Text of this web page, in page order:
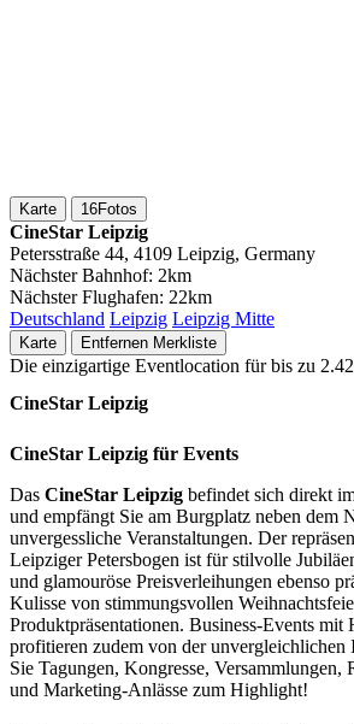
Karte 16Fotos
CineStar Leipzig
Petersstraße 44, 4109 Leipzig, Germany
Nächster Bahnhof: 2km
Nächster Flughafen: 22km
Deutschland Leipzig Leipzig Mitte
Karte Entfernen Merkliste
Die einzigartige Eventlocation für bis zu
CineStar Leipzig
CineStar Leipzig für Events
Das CineStar Leipzig befindet sich direkt
und empfängt Sie am Burgplatz neben dem
unvergessliche Veranstaltungen. Der
Leipziger Petersbogen ist für stilvolle
und glamouröse Preisverleihungen ebenso
Kulisse von stimmungsvollen
Produktpräsentationen. Business-Events
profitieren zudem von der unvergleichlichen
Sie Tagungen, Kongresse, Versammlungen,
und Marketing-Anlässe zum Highlight!